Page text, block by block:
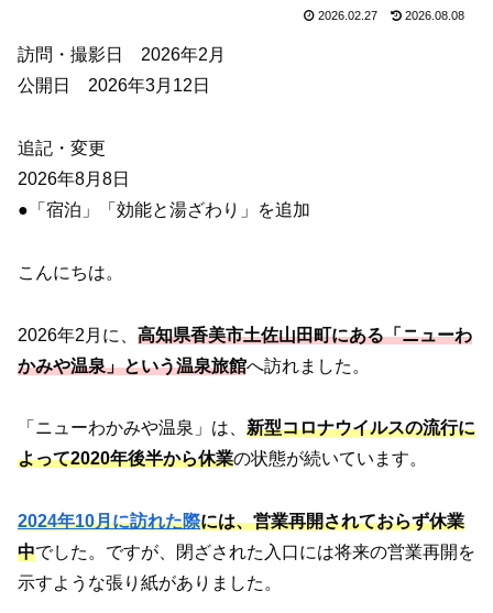
2026.02.27 2026.08.08
訪問・撮影日 2026年2月
公開日 2026年3月12日
追記・変更
2026年8月8日
●「宿泊」「効能と湯ざわり」を追加
こんにちは。
2026年2月に、 高知県香美市土佐山田町にある「ニューわ
かみや温泉」という温泉旅館へ訪れました。
「ニューわかみや温泉」は、 新型コロナウイルスの流行に
よって2020年後半から休業の状態が続いています。
2024年10月に訪れた際には、営業再開されておらず休業
中でした。ですが、閉ざされた入口には将来の営業再開を
示すような張り紙がありました。